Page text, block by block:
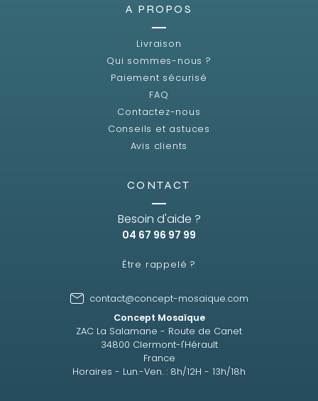
A PROPOS
Livraison
Qui sommes-nous ?
Paiement sécurisé
FAQ
Contactez-nous
Conseils et astuces
Avis clients
CONTACT
Besoin d'aide ?
04 67 96 97 99
Être rappelé ?
contact@concept-mosaique.com
Concept Mosaïque
ZAC La Salamane - Route de Canet
34800 Clermont-l'Hérault
France
Horaires - Lun.-Ven. : 8h/12H - 13h/18h